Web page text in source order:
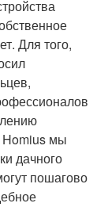
Для того,
Homius мы
дачного
пошагово